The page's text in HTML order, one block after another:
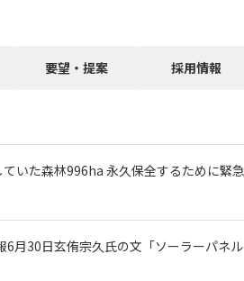
要望・提案 採用情報
いた森林996ha 永久保全するために緊急
6月30日玄侑宗久氏の文「ソーラーパネル